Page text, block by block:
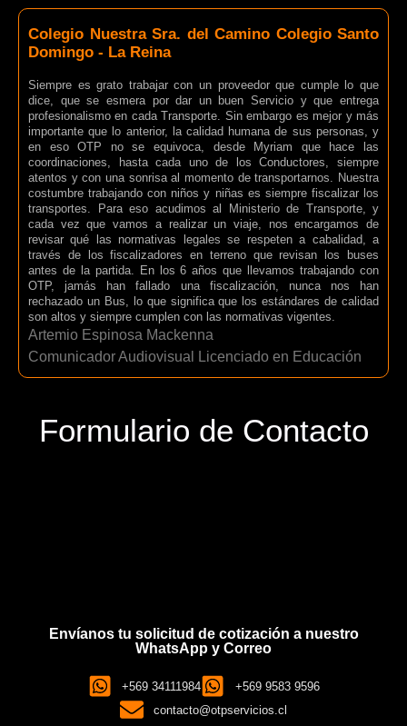
Colegio Nuestra Sra. del Camino Colegio Santo
Domingo - La Reina
Siempre es grato trabajar con un proveedor que cumple lo que
dice, que se esmera por dar un buen Servicio y que entrega
profesionalismo en cada Transporte. Sin embargo es mejor y más
importante que lo anterior, la calidad humana de sus personas, y
en eso OTP no se equivoca, desde Myriam que hace las
coordinaciones, hasta cada uno de los Conductores, siempre
atentos y con una sonrisa al momento de transportarnos. Nuestra
costumbre trabajando con niños y niñas es siempre fiscalizar los
transportes. Para eso acudimos al Ministerio de Transporte, y
cada vez que vamos a realizar un viaje, nos encargamos de
revisar qué las normativas legales se respeten a cabalidad, a
través de los fiscalizadores en terreno que revisan los buses
antes de la partida. En los 6 años que llevamos trabajando con
OTP, jamás han fallado una fiscalización, nunca nos han
rechazado un Bus, lo que significa que los estándares de calidad
son altos y siempre cumplen con las normativas vigentes.
Artemio Espinosa Mackenna
Comunicador Audiovisual Licenciado en Educación
Formulario de Contacto
Envíanos tu solicitud de cotización a nuestro
WhatsApp y Correo
+569 34111984
+569 9583 9596
contacto@otpservicios.cl